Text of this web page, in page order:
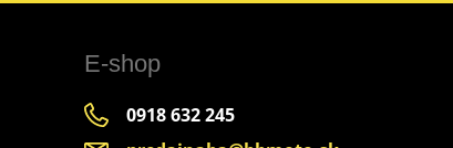
E-shop
0918 632 245